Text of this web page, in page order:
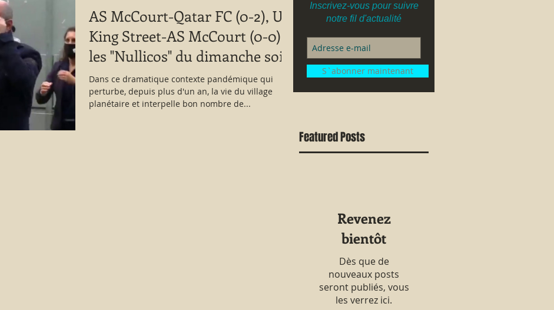
AS McCourt-Qatar FC (0-2), US
King Street-AS McCourt (0-0) :
les "Nullicos" du dimanche soir
!
Dans ce dramatique contexte pandémique qui
perturbe, depuis plus d'un an, la vie du village
planétaire et interpelle bon nombre de...
Inscrivez-vous pour suivre
notre fil d'actualité
S`abonner maintenant
Featured Posts
Revenez
bientôt
Dès que de
nouveaux posts
seront publiés, vous
les verrez ici.